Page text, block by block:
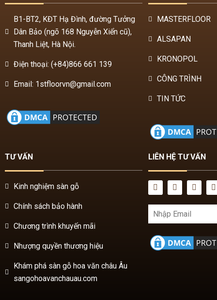
Điện thoại: (+84)866 661 139
Email: 1stfloorvn@gmail.com
KRONOPOL
CÔNG TRÌNH
TIN TỨC
TƯ VẤN
Chính sách bảo hành
Chương trình khuyến mãi
Nhượng quyền thương hiệu
Khám phá sàn gỗ hoa văn châu Âu